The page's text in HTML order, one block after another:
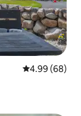
คะแนนเฉลี่ย
4.99 (68)